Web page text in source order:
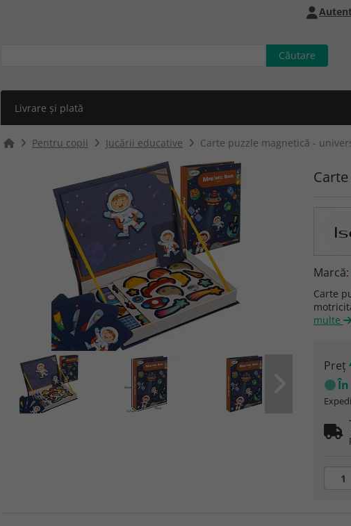
Livrare și plată
Pentru copii Jucării educative Carte puzzle magnetică -
Marcă:
Carte
multe
Preţ
În